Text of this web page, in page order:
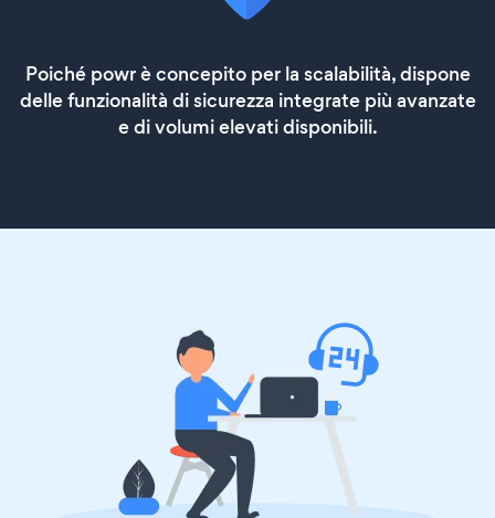
Poiché powr è concepito per la scalabilità, dispone
delle funzionalità di sicurezza integrate più avanzate
e di volumi elevati disponibili.